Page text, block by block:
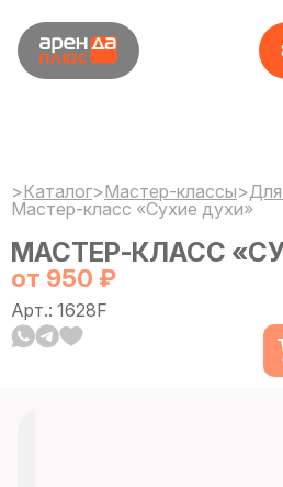
>Каталог>Мастер-классы>
Мастер-класс «Сухие духи»
МАСТЕР-КЛАСС
от 950 ₽
Арт.: 1628F